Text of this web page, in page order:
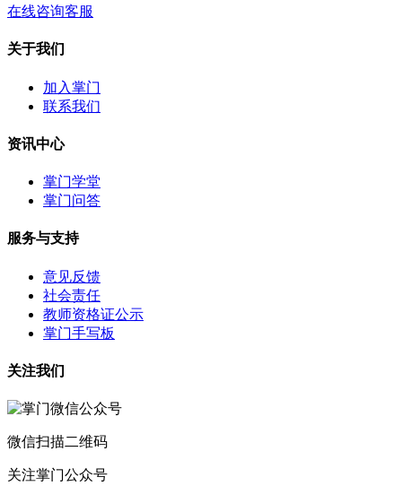
在线咨询客服
关于我们
加入掌门
联系我们
资讯中心
掌门学堂
掌门问答
服务与支持
意见反馈
社会责任
教师资格证公示
掌门手写板
关注我们
微信扫描二维码
关注掌门公众号